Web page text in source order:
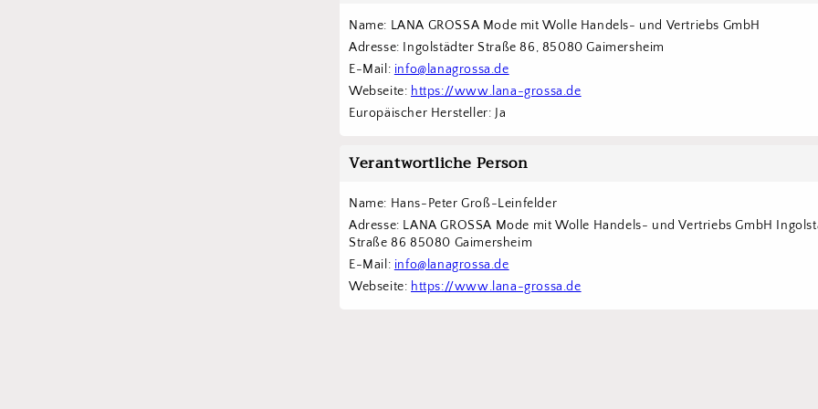
Name: LANA GROSSA Mode mit Wolle Handels- und Vertriebs GmbH
Adresse: Ingolstädter Straße 86, 85080 Gaimersheim
E-Mail: info@lanagrossa.de
Webseite: https://www.lana-grossa.de
Europäischer Hersteller: Ja
Verantwortliche Person
Name: Hans-Peter Groß-Leinfelder
Adresse: LANA GROSSA Mode mit Wolle Handels- und Vertriebs GmbH
Straße 86 85080 Gaimersheim
E-Mail: info@lanagrossa.de
Webseite: https://www.lana-grossa.de